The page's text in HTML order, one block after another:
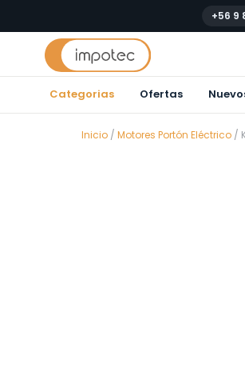
+56 9
Categorias Ofertas
Inicio / Motores Portón Eléctrico /